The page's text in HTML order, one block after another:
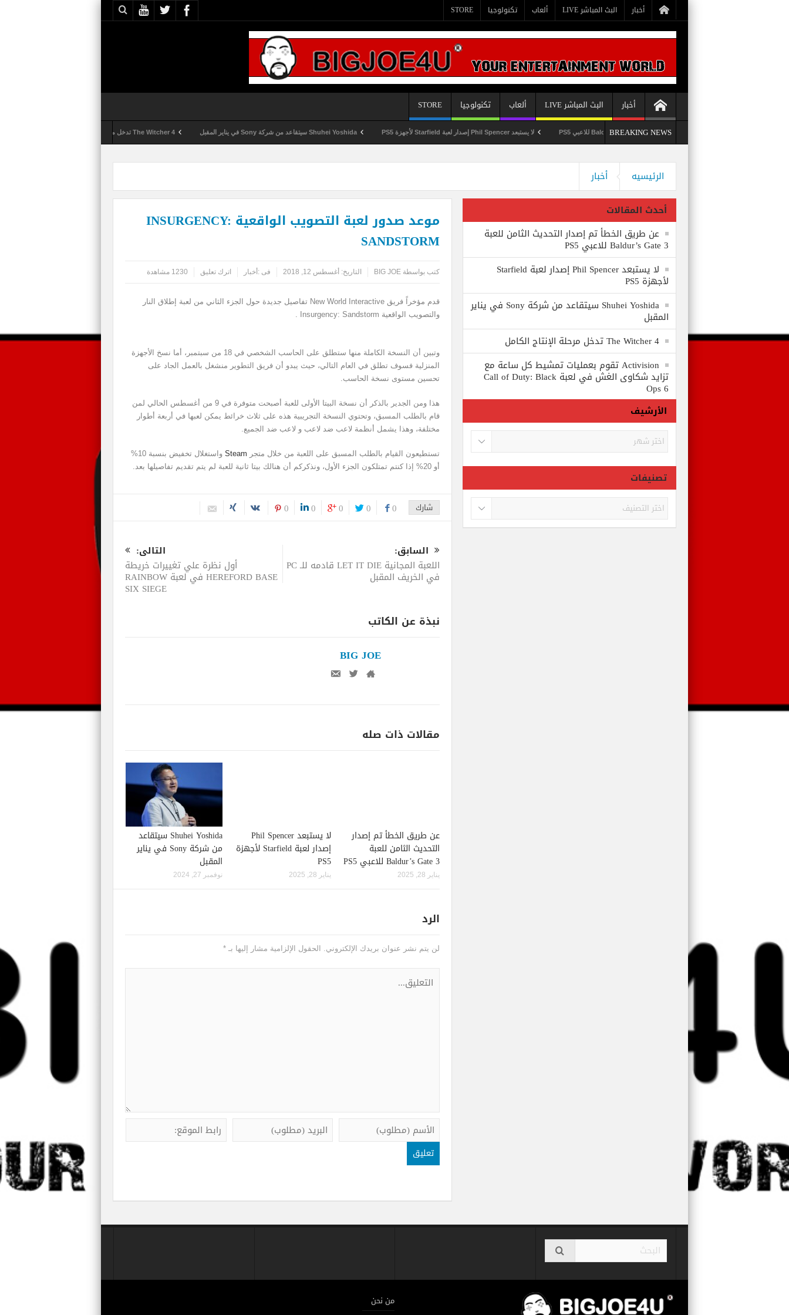
أخبار البث المباشر LIVE ألعاب تكنولوجيا STORE
أخبار البث المباشر LIVE ألعاب تكنولوجيا
STORE
BREAKING NEWSعن طريق الخطأ تم إصدار التحديث الثامن للعبة Baldur’s Gate 3 للاعبي PS5 لا يستبعد Phil Spencer إصدار لعبة Starfield لأجهزة PS5 Shuhei Yoshida سيتقاعد من شركة Sony في يناير المقبل The Witcher 4 تدخل مرحلة الإنتاج الكامل
الرئيسيه أخبار
موعد صدور لعبة التصويب الواقعية INSURGENCY:
SANDSTORM
كتب بواسطة BIG JOE التاريخ: أغسطس 12, 2018 فى : أخبار اترك تعليق 1230 مشاهدة
قدم مؤخراً فريق New World Interactive تفاصيل جديدة حول الجزء الثاني من لعبة إطلاق النار
والتصويب الواقعية Insurgency: Sandstorm .
وتبين أن النسخة الكاملة منها ستطلق على الحاسب الشخصي في 18 من سبتمبر، أما نسخ الأجهزة
المنزلية فسوف تطلق في العام التالي، حيث يبدو أن فريق التطوير منشغل بالعمل الجاد على
تحسين مستوى نسخة الحاسب.
هذا ومن الجدير بالذكر أن نسخة البيتا الأولى للعبة أصبحت متوفرة في 9 من أغسطس الحالي لمن
قام بالطلب المسبق، وتحتوي النسخة التجريبية هذه على ثلاث خرائط يمكن لعبها في أربعة أطوار
مختلفة، وهذا يشمل أنظمة لاعب ضد لاعب و لاعب ضد الجميع.
تستطيعون القيام بالطلب المسبق على اللعبة من خلال متجر Steam
واستغلال تخفيض بنسبة 10%
أو 20% إذا كنتم تمتلكون الجزء الأول، ونذكركم أن هنالك بيتا ثانية للعبة لم يتم تقديم تفاصيلها بعد.
شارك 0
0
0
0
0
السابق:
اللعبة المجانية LET IT DIE قادمه للـ PC
في الخريف المقبل
التالى:
أول نظرة علي تغييرات خريطة
HEREFORD BASE في لعبة RAINBOW
SIX SIEGE
نبذة عن الكاتب
BIG JOE
مقالات ذات صله
عن طريق الخطأ تم إصدار
التحديث الثامن للعبة
Baldur’s Gate 3 للاعبي PS5
يناير 28, 2025
لا يستبعد Phil Spencer
إصدار لعبة Starfield لأجهزة
PS5
يناير 28, 2025
Shuhei Yoshida سيتقاعد
من شركة Sony في يناير
المقبل
نوفمبر 27, 2024
الرد
لن يتم نشر عنوان بريدك الإلكتروني. الحقول الإلزامية مشار إليها بـ *
أحدث المقالات
عن طريق الخطأ تم إصدار التحديث الثامن للعبة
Baldur’s Gate 3 للاعبي PS5
لا يستبعد Phil Spencer إصدار لعبة Starfield
لأجهزة PS5
Shuhei Yoshida سيتقاعد من شركة Sony في يناير
المقبل
The Witcher 4 تدخل مرحلة الإنتاج الكامل
Activision تقوم بعمليات تمشيط كل ساعة مع
تزايد شكاوى الغش في لعبة Call of Duty: Black
Ops 6
الأرشيف
الأرشيف
تصنيفات
تصنيفات
من نحن